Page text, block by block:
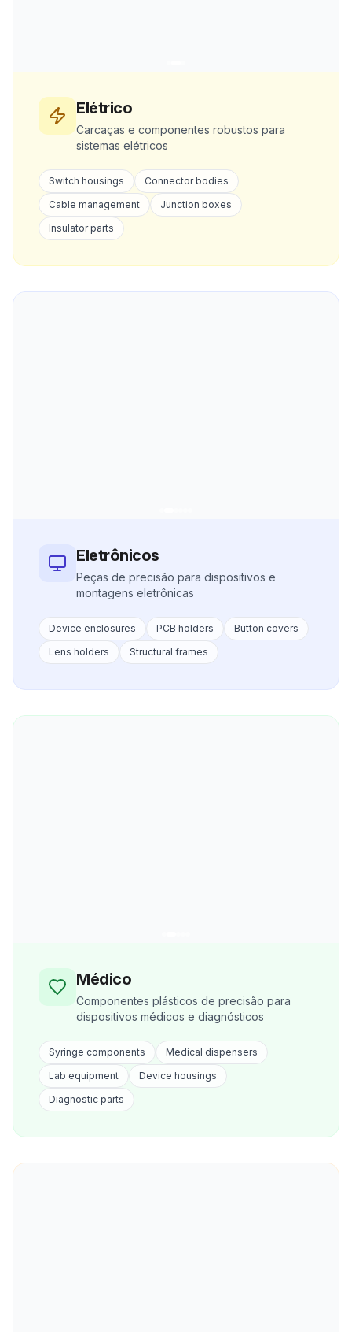
Elétrico
Carcaças e componentes robustos para
sistemas elétricos
Switch housings
Connector bodies
Cable management
Junction boxes
Insulator parts
Eletrônicos
Peças de precisão para dispositivos e
montagens eletrônicas
Device enclosures PCB holders
Button covers
Lens holders
Structural frames
Médico
Componentes plásticos de precisão para
dispositivos médicos e diagnósticos
Syringe components
Medical dispensers
Lab equipment
Device housings
Diagnostic parts